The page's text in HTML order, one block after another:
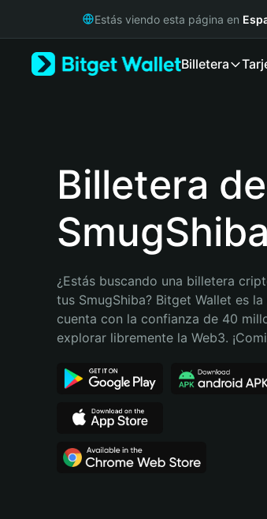
Русский
Português (Portugal)
Bahasa Indonesia
Português (Brasil)
Español (Argentina)
Estás viendo esta página en
Billetera
Billetera de
SmugShiba
¿Estás buscando una billetera
tus SmugShiba? Bitget Wallet es
cuenta con la confianza de 40
explorar libremente la Web3.